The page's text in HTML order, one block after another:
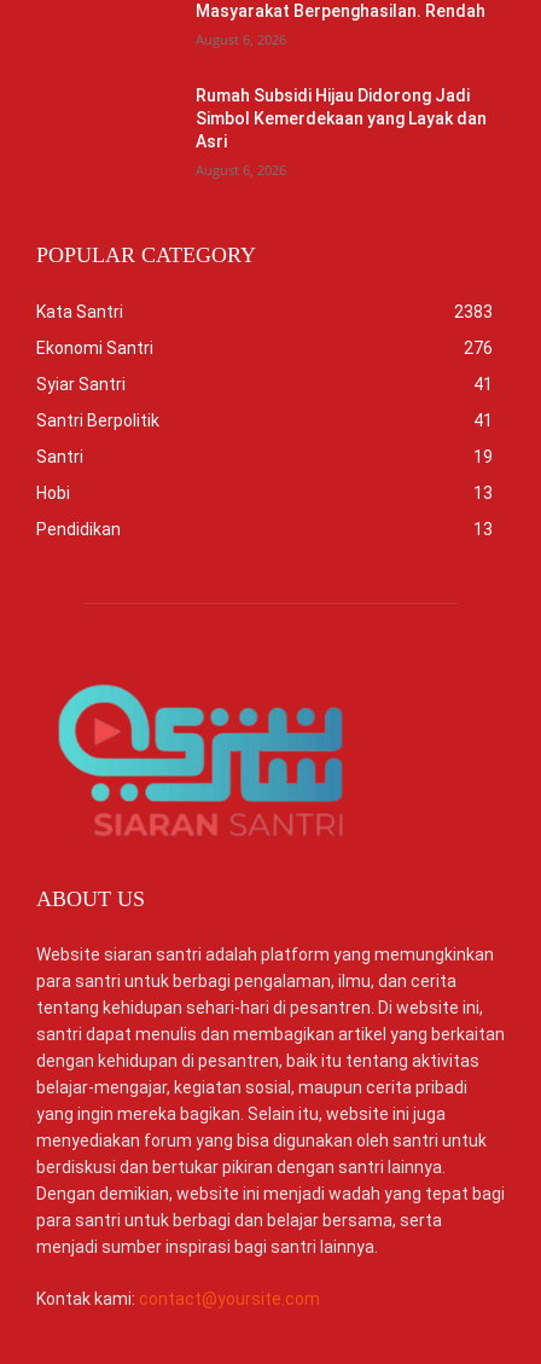
Masyarakat Berpenghasilan. Rendah
August 6, 2026
Rumah Subsidi Hijau Didorong Jadi
Simbol Kemerdekaan yang Layak dan
Asri
August 6, 2026
POPULAR CATEGORY
Kata Santri
2383
Ekonomi Santri
276
Syiar Santri
41
Santri Berpolitik
41
Santri
19
Hobi
13
Pendidikan
13
ABOUT US
Website siaran santri adalah platform yang memungkinkan
para santri untuk berbagi pengalaman, ilmu, dan cerita
tentang kehidupan sehari-hari di pesantren. Di website ini,
santri dapat menulis dan membagikan artikel yang berkaitan
dengan kehidupan di pesantren, baik itu tentang aktivitas
belajar-mengajar, kegiatan sosial, maupun cerita pribadi
yang ingin mereka bagikan. Selain itu, website ini juga
menyediakan forum yang bisa digunakan oleh santri untuk
berdiskusi dan bertukar pikiran dengan santri lainnya.
Dengan demikian, website ini menjadi wadah yang tepat bagi
para santri untuk berbagi dan belajar bersama, serta
menjadi sumber inspirasi bagi santri lainnya.
Kontak kami: contact@yoursite.com